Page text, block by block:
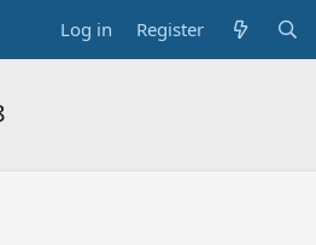
Log in Register